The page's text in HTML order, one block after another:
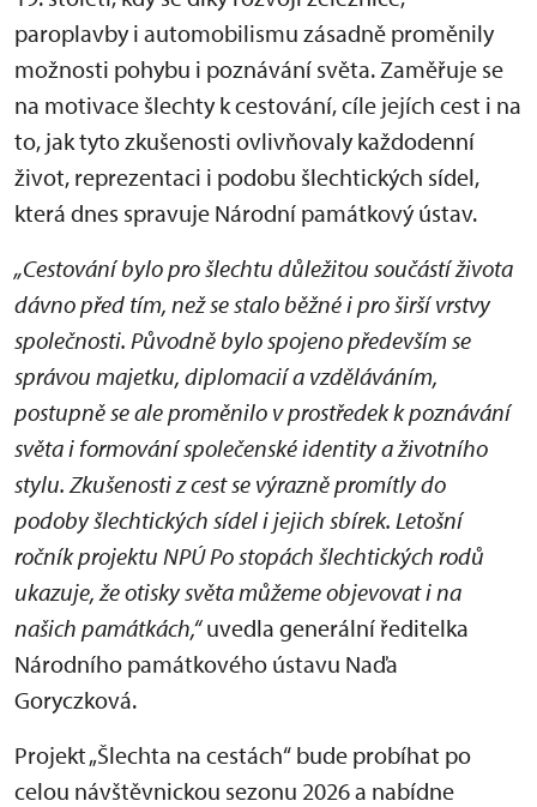
paroplavby i automobilismu zásadně proměnily
možnosti pohybu i poznávání světa. Zaměřuje se
na motivace šlechty k cestování, cíle jejích cest i na
to, jak tyto zkušenosti ovlivňovaly každodenní
život, reprezentaci i podobu šlechtických sídel,
která dnes spravuje Národní památkový ústav.
„Cestování bylo pro šlechtu důležitou součástí života
dávno před tím, než se stalo běžné i pro širší vrstvy
společnosti. Původně bylo spojeno především se
správou majetku, diplomacií a vzděláváním,
postupně se ale proměnilo v prostředek k poznávání
světa i formování společenské identity a životního
stylu. Zkušenosti z cest se výrazně promítly do
podoby šlechtických sídel i jejich sbírek. Letošní
ročník projektu NPÚ Po stopách šlechtických rodů
ukazuje, že otisky světa můžeme objevovat i na
našich památkách,“uvedla generální ředitelka
Národního památkového ústavu Naďa
Goryczková.
Projekt „Šlechta na cestách“ bude probíhat po
celou návštěvnickou sezonu 2026 a nabídne